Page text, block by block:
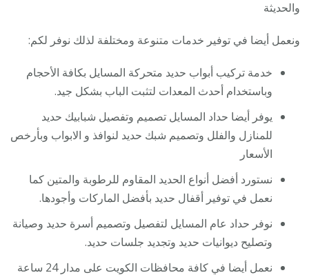
والحديثة
ونعمل أيضا في توفير خدمات متنوعة ومختلفة لذلك نوفر لكم:
خدمة تركيب أبواب حديد متحركة المسايل بكافة الأحجام
وباستخدام أحدث المعدات لتثبت الباب بشكل جيد.
يوفر أيضا حداد المسايل تصميم وتفصيل شبابيك حديد
للمنازل والفلل وتصميم شبك حديد لنوافذ و الابواب وبأرخص
الأسعار
نستورد أفضل أنواع الحديد المقاوم للرطوبة والمتين كما
نعمل في توفير أقفال حديد بأفضل الماركات وأجودها.
نوفر حداد عام المسايل لتفصيل وتصميم أسرة حديد وصيانة
وتصليح ديوانيات حديد وتجديد جلسات حديد.
نعمل أيضا في كافة محافظات الكويت على مدار 24 ساعة